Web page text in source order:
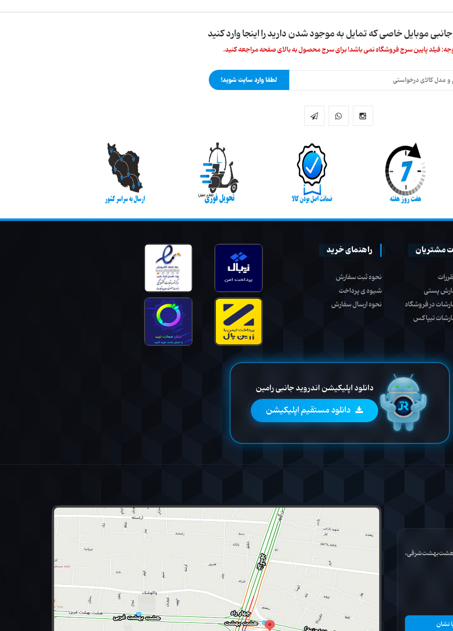
جانبی موبایل خاصی که تمایل به موجود شدن دارید را اینجا وارد کنید
فیلد پایین سرچ فروشگاه نمی باشد! برای سرچ محصول به بالای صفحه مراجعه کنید.
لطفا وارد سایت شوید!
مشتریان
پستی
در فروشگاه
تیپاکس
راهنمای خرید
نحوه ثبت سفارش
شیوه ی پرداخت
نحوه ارسال سفارش
دانلود اپلیکیشن اندروید جانبی رامین
دانلود مستقیم اپلیکیشن
هشت‌بهشت‌شرقی،
نشان